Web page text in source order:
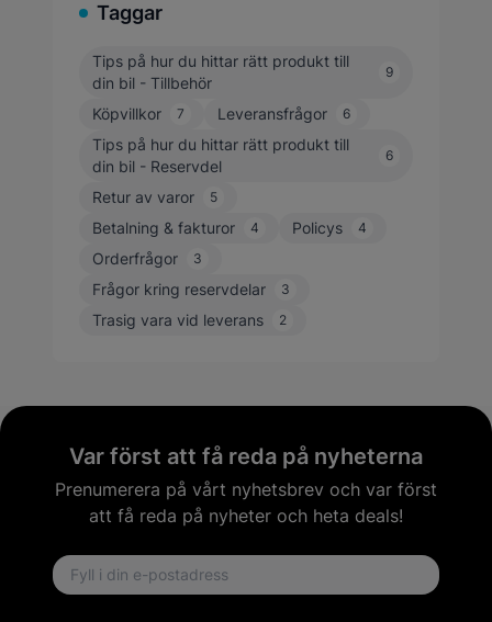
Taggar
Tips på hur du hittar rätt produkt till
din bil - Tillbehör
9
Köpvillkor 7 Leveransfrågor 6
Tips på hur du hittar rätt produkt till
din bil - Reservdel
6
Retur av varor 5
Betalning & fakturor 4 Policys 4
Orderfrågor 3
Frågor kring reservdelar 3
Trasig vara vid leverans 2
Var först att få reda på nyheterna
Prenumerera på vårt nyhetsbrev och var först
att få reda på nyheter och heta deals!
Email address